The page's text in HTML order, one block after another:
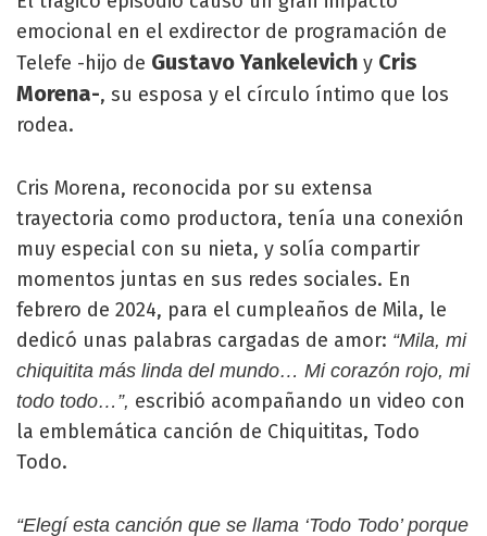
emocional en el exdirector de programación de
Telefe -hijo de Gustavo Yankelevich y Cris
Morena-, su esposa y el círculo íntimo que los
rodea.
Cris Morena, reconocida por su extensa
trayectoria como productora, tenía una conexión
muy especial con su nieta, y solía compartir
momentos juntas en sus redes sociales. En
febrero de 2024, para el cumpleaños de Mila, le
dedicó unas palabras cargadas de amor: “Mila, mi
chiquitita más linda del mundo… Mi corazón rojo, mi
todo todo…”, escribió acompañando un video con
la emblemática canción de Chiquititas, Todo
Todo.
“Elegí esta canción que se llama ‘Todo Todo’ porque